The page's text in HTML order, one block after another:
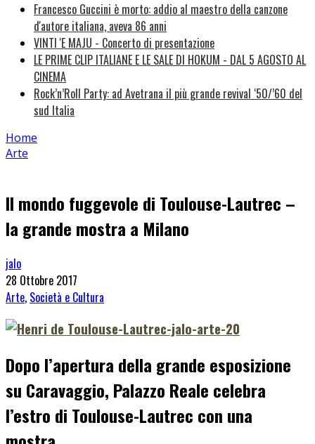
Francesco Guccini è morto: addio al maestro della canzone
d'autore italiana, aveva 86 anni
VINTI 'E MAJU - Concerto di presentazione
LE PRIME CLIP ITALIANE E LE SALE DI HOKUM - DAL 5 AGOSTO AL
CINEMA
Rock’n’Roll Party: ad Avetrana il più grande revival ‘50/’60 del
sud Italia
Home
Arte
Il mondo fuggevole di Toulouse-Lautrec –
la grande mostra a Milano
jalo
28 Ottobre 2017
Arte, Società e Cultura
Dopo l’apertura della grande esposizione
su Caravaggio, Palazzo Reale celebra
l’estro di Toulouse-Lautrec con una